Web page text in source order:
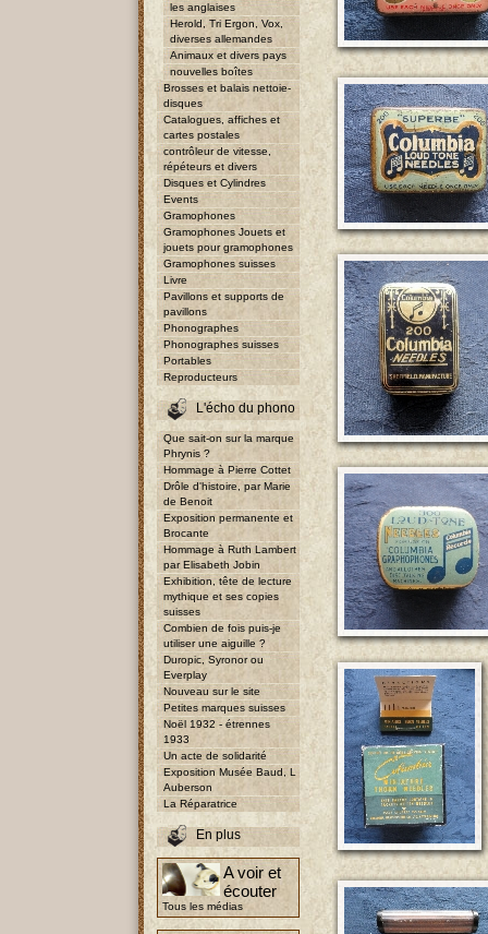
les anglaises
Herold, Tri Ergon, Vox,
diverses allemandes
Animaux et divers pays
nouvelles boîtes
Brosses et balais nettoie-
disques
Catalogues, affiches et
cartes postales
contrôleur de vitesse,
répéteurs et divers
Disques et Cylindres
Events
Gramophones
Gramophones Jouets et
jouets pour gramophones
Gramophones suisses
Livre
Pavillons et supports de
pavillons
Phonographes
Phonographes suisses
Portables
Reproducteurs
L'écho du phono
Que sait-on sur la marque
Phrynis ?
Hommage à Pierre Cottet
Drôle d'histoire, par Marie
de Benoit
Exposition permanente et
Brocante
Hommage à Ruth Lambert
par Elisabeth Jobin
Exhibition, tête de lecture
mythique et ses copies
suisses
Combien de fois puis-je
utiliser une aiguille ?
Duropic, Syronor ou
Everplay
Nouveau sur le site
Petites marques suisses
Noël 1932 - étrennes
1933
Un acte de solidarité
Exposition Musée Baud, L
Auberson
La Réparatrice
En plus
A voir et
écouter
Tous les médias